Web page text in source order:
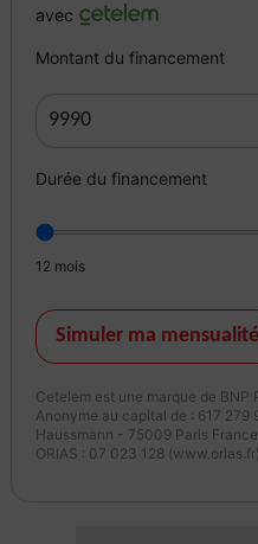
- LIVRAISON possible dans
- FRAIS DE MISE A LA ROUTE :
- Nettoyage intérieur / extérieur
- Contrôles des niveaux et
- Gestion administrative de la
Pack EASY Standard 590euro
- Nettoyage intérieur / extérieur
- Contrôles des niveaux et
- Gestion administrative de la
avec
Montant du financement
Durée du financement
12 mois
Simuler ma mensualité
Cetelem est une marque de
Anonyme au capital de : 617 279
Haussmann - 75009 Paris
ORIAS : 07 023 128